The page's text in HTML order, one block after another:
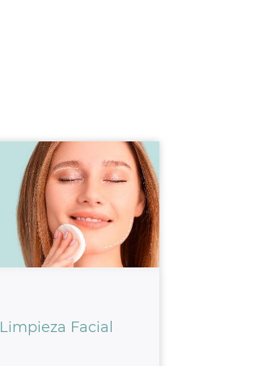
Limpieza Facial